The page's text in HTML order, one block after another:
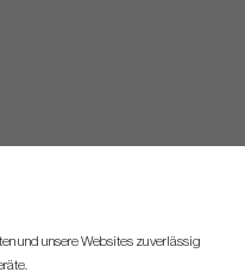
und unsere Websites zuverlässig